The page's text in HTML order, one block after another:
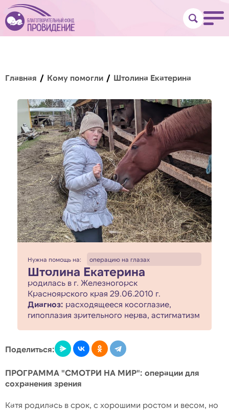
Главная Кому помогли Штолина Екатерина
Нужна помощь на: операцию на глазах
Штолина Екатерина
родилась в г. Железногорск
Красноярского края 29.06.2010 г.
Диагноз: расходящееся косоглазие,
гипоплазия зрительного нерва, астигматизм
Поделиться:
ПРОГРАММА "СМОТРИ НА МИР": операции для
сохранения зрения
Катя родилась в срок, с хорошими ростом и весом, но